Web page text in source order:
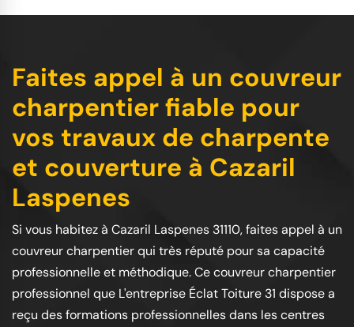
Faites appel à un couvreur
charpentier fiable pour
vos travaux de charpente
et couverture à Cazaril
Laspenes
Si vous habitez à Cazaril Laspenes 31110, faites appel à un
couvreur charpentier qui très réputé pour sa capacité
professionnelle et méthodique. Ce couvreur charpentier
professionnel que L'entreprise Éclat Toiture 31 dispose a
reçu des formations professionnelles dans les centres